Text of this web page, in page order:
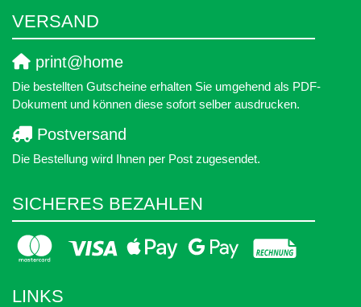
VERSAND
print@home
Die bestellten Gutscheine erhalten Sie umgehend als PDF-
Dokument und können diese sofort selber ausdrucken.
Postversand
Die Bestellung wird Ihnen per Post zugesendet.
SICHERES BEZAHLEN
LINKS